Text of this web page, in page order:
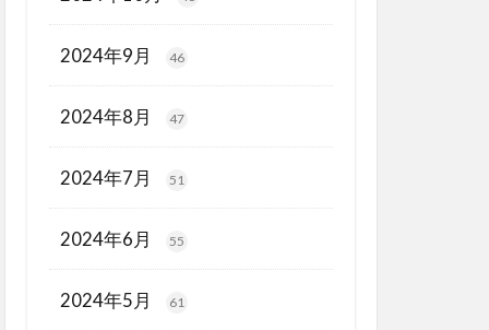
2024年9月 46
2024年8月 47
2024年7月 51
2024年6月 55
2024年5月 61